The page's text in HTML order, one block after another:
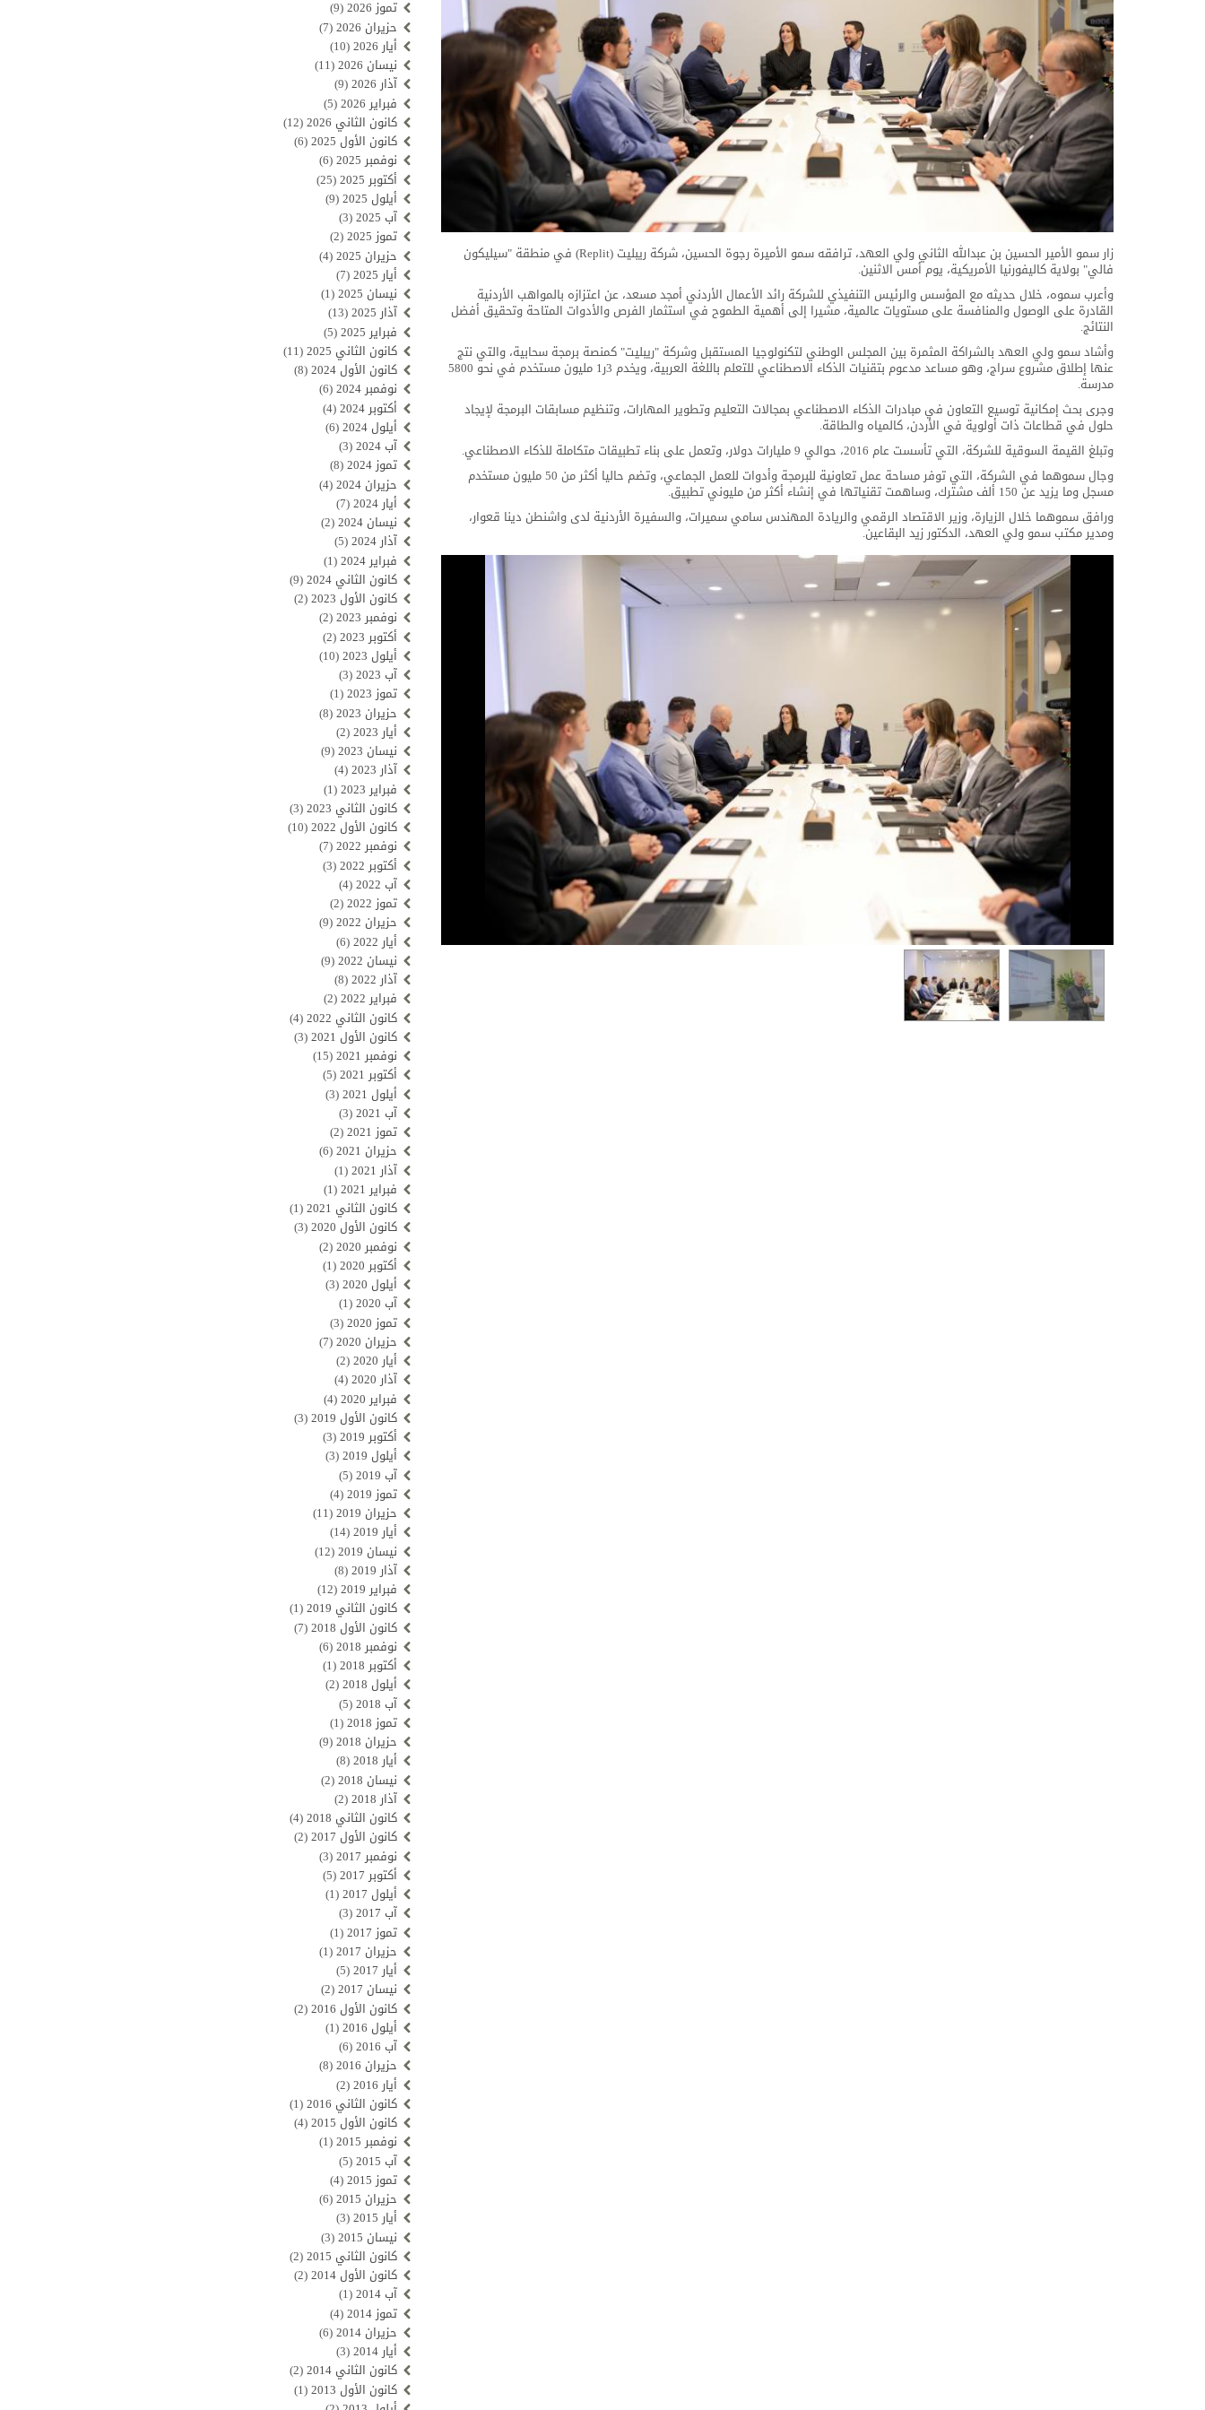
زار سمو الأمير الحسين بن عبدﷲ الثاني ولي العهد، ترافقه سمو الأميرة رجوة الحسين، شركة ريبليت (Replit) في منطقة "سيليكون
فالي" بولاية كاليفورنيا الأمريكية، يوم أمس الاثنين.
وأعرب سموه، خلال حديثه مع المؤسس والرئيس التنفيذي للشركة رائد الأعمال الأردني أمجد مسعد، عن اعتزازه بالمواهب الأردنية
القادرة على الوصول والمنافسة على مستويات عالمية، مشيرا إلى أهمية الطموح في استثمار الفرص والأدوات المتاحة وتحقيق أفضل
النتائج.
وأشاد سمو ولي العهد بالشراكة المثمرة بين المجلس الوطني لتكنولوجيا المستقبل وشركة "ريبليت" كمنصة برمجة سحابية، والتي نتج
عنها إطلاق مشروع سراج، وهو مساعد مدعوم بتقنيات الذكاء الاصطناعي للتعلم باللغة العربية، ويخدم 3ر1 مليون مستخدم في نحو 5800
مدرسة.
وجرى بحث إمكانية توسيع التعاون في مبادرات الذكاء الاصطناعي بمجالات التعليم وتطوير المهارات، وتنظيم مسابقات البرمجة لإيجاد
حلول في قطاعات ذات أولوية في الأردن، كالمياه والطاقة.
وتبلغ القيمة السوقية للشركة، التي تأسست عام 2016، حوالي 9 مليارات دولار، وتعمل على بناء تطبيقات متكاملة للذكاء الاصطناعي.
وجال سموهما في الشركة، التي توفر مساحة عمل تعاونية للبرمجة وأدوات للعمل الجماعي، وتضم حاليا أكثر من 50 مليون مستخدم
مسجل وما يزيد عن 150 ألف مشترك، وساهمت تقنياتها في إنشاء أكثر من مليوني تطبيق.
ورافق سموهما خلال الزيارة، وزير الاقتصاد الرقمي والريادة المهندس سامي سميرات، والسفيرة الأردنية لدى واشنطن دينا قعوار،
ومدير مكتب سمو ولي العهد، الدكتور زيد البقاعين.
تموز 2026
(9)
حزيران 2026
(7)
أيار 2026
(10)
نيسان 2026
(11)
آذار 2026
(9)
فبراير 2026
(5)
كانون الثاني 2026
(12)
كانون الأول 2025
(6)
نوفمبر 2025
(6)
أكتوبر 2025
(25)
أيلول 2025
(9)
آب 2025
(3)
تموز 2025
(2)
حزيران 2025
(4)
أيار 2025
(7)
نيسان 2025
(1)
آذار 2025
(13)
فبراير 2025
(5)
كانون الثاني 2025
(11)
كانون الأول 2024
(8)
نوفمبر 2024
(6)
أكتوبر 2024
(4)
أيلول 2024
(6)
آب 2024
(3)
تموز 2024
(8)
حزيران 2024
(4)
أيار 2024
(7)
نيسان 2024
(2)
آذار 2024
(5)
فبراير 2024
(1)
كانون الثاني 2024
(9)
كانون الأول 2023
(2)
نوفمبر 2023
(2)
أكتوبر 2023
(2)
أيلول 2023
(10)
آب 2023
(3)
تموز 2023
(1)
حزيران 2023
(8)
أيار 2023
(2)
نيسان 2023
(9)
آذار 2023
(4)
فبراير 2023
(1)
كانون الثاني 2023
(3)
كانون الأول 2022
(10)
نوفمبر 2022
(7)
أكتوبر 2022
(3)
آب 2022
(4)
تموز 2022
(2)
حزيران 2022
(9)
أيار 2022
(6)
نيسان 2022
(9)
آذار 2022
(8)
فبراير 2022
(2)
كانون الثاني 2022
(4)
كانون الأول 2021
(3)
نوفمبر 2021
(15)
أكتوبر 2021
(5)
أيلول 2021
(3)
آب 2021
(3)
تموز 2021
(2)
حزيران 2021
(6)
آذار 2021
(1)
فبراير 2021
(1)
كانون الثاني 2021
(1)
كانون الأول 2020
(3)
نوفمبر 2020
(2)
أكتوبر 2020
(1)
أيلول 2020
(3)
آب 2020
(1)
تموز 2020
(3)
حزيران 2020
(7)
أيار 2020
(2)
آذار 2020
(4)
فبراير 2020
(4)
كانون الأول 2019
(3)
أكتوبر 2019
(3)
أيلول 2019
(3)
آب 2019
(5)
تموز 2019
(4)
حزيران 2019
(11)
أيار 2019
(14)
نيسان 2019
(12)
آذار 2019
(8)
فبراير 2019
(12)
كانون الثاني 2019
(1)
كانون الأول 2018
(7)
نوفمبر 2018
(6)
أكتوبر 2018
(1)
أيلول 2018
(2)
آب 2018
(5)
تموز 2018
(1)
حزيران 2018
(9)
أيار 2018
(8)
نيسان 2018
(2)
آذار 2018
(2)
كانون الثاني 2018
(4)
كانون الأول 2017
(2)
نوفمبر 2017
(3)
أكتوبر 2017
(5)
أيلول 2017
(1)
آب 2017
(3)
تموز 2017
(1)
حزيران 2017
(1)
أيار 2017
(5)
نيسان 2017
(2)
كانون الأول 2016
(2)
أيلول 2016
(1)
آب 2016
(6)
حزيران 2016
(8)
أيار 2016
(2)
كانون الثاني 2016
(1)
كانون الأول 2015
(4)
نوفمبر 2015
(1)
آب 2015
(5)
تموز 2015
(4)
حزيران 2015
(6)
أيار 2015
(3)
نيسان 2015
(3)
كانون الثاني 2015
(2)
كانون الأول 2014
(2)
آب 2014
(1)
تموز 2014
(4)
حزيران 2014
(6)
أيار 2014
(3)
كانون الثاني 2014
(2)
كانون الأول 2013
(1)